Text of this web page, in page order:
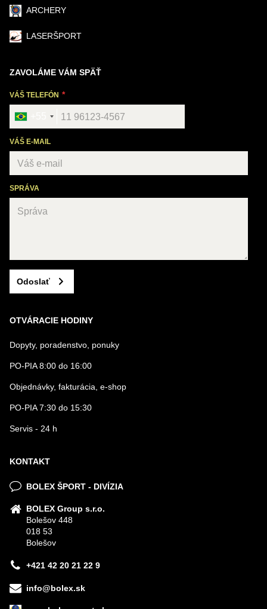
ARCHERY
LASERŠPORT
ZAVOLÁME VÁM SPÄŤ
VÁŠ TELEFÓN
VÁŠ E-MAIL
SPRÁVA
Odoslať
OTVÁRACIE HODINY
Dopyty, poradenstvo, ponuky
PO-PIA 8:00 do 16:00
Objednávky, fakturácia, e-shop
PO-PIA 7:30 do 15:30
Servis - 24 h
KONTAKT
BOLEX ŠPORT - DIVÍZIA
BOLEX Group s.r.o.
Bolešov 448
018 53
Bolešov
+421 42 20 21 22 9
info@bolex.sk